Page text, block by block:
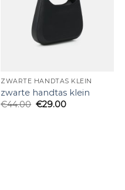
ZWARTE HANDTAS KLEIN
zwarte handtas klein
€44.00 €29.00